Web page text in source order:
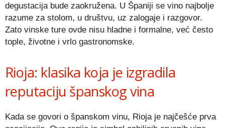
degustacija bude zaokružena. U Španiji se vino najbolje
razume za stolom, u društvu, uz zalogaje i razgovor.
Zato vinske ture ovde nisu hladne i formalne, već često
tople, životne i vrlo gastronomske.
Rioja: klasika koja je izgradila
reputaciju španskog vina
Kada se govori o španskom vinu, Rioja je najčešće prva